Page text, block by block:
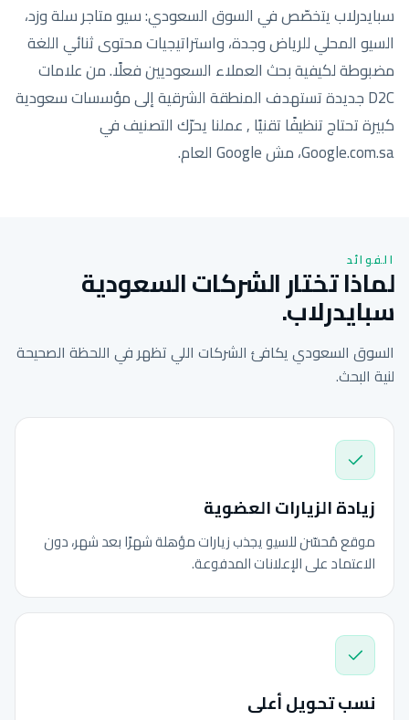
سبايدرلاب يتخصّص في السوق السعودي: سيو متاجر سلة وزد،
السيو المحلي للرياض وجدة، واستراتيجيات محتوى ثنائي اللغة
مضبوطة لكيفية بحث العملاء السعوديين فعلًا. من علامات
D2C جديدة تستهدف المنطقة الشرقية إلى مؤسسات سعودية
كبيرة تحتاج تنظيفًا تقنيًا , عملنا يحرّك التصنيف في
Google.com.sa، مش Google العام.
الفوائد
لماذا تختار الشركات السعودية
سبايدرلاب.
السوق السعودي يكافئ الشركات اللي تظهر في اللحظة الصحيحة
لنية البحث.
زيادة الزيارات العضوية
موقع مُحسّن للسيو يجذب زيارات مؤهلة شهرًا بعد شهر، دون
الاعتماد على الإعلانات المدفوعة.
نسب تحويل أعلى